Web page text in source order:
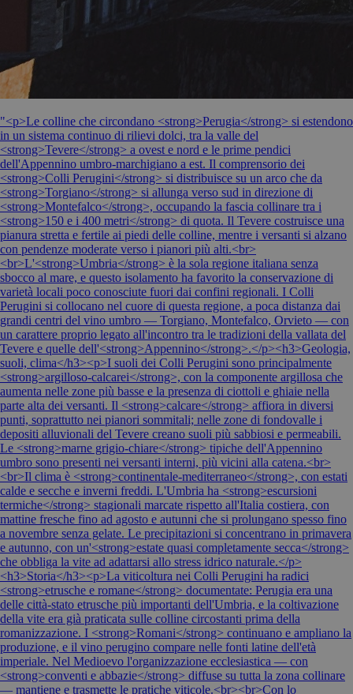
"<p>Le colline che circondano <strong>Perugia</strong> si estendono
in un sistema continuo di rilievi dolci, tra la valle del
<strong>Tevere</strong> a ovest e nord e le prime pendici
dell'Appennino umbro-marchigiano a est. Il comprensorio dei
<strong>Colli Perugini</strong> si distribuisce su un arco che da
<strong>Torgiano</strong> si allunga verso sud in direzione di
<strong>Montefalco</strong>, occupando la fascia collinare tra i
<strong>150 e i 400 metri</strong> di quota. Il Tevere costruisce una
pianura stretta e fertile ai piedi delle colline, mentre i versanti si alzano
con pendenze moderate verso i pianori più alti.<br>
<br>L'<strong>Umbria</strong> è la sola regione italiana senza
sbocco al mare, e questo isolamento ha favorito la conservazione di
varietà locali poco conosciute fuori dai confini regionali. I Colli
Perugini si collocano nel cuore di questa regione, a poca distanza dai
grandi centri del vino umbro — Torgiano, Montefalco, Orvieto — con
un carattere proprio legato all'incontro tra le tradizioni della vallata del
Tevere e quelle dell'<strong>Appennino</strong>.</p><h3>Geologia,
suoli, clima</h3><p>I suoli dei Colli Perugini sono principalmente
<strong>argilloso-calcarei</strong>, con la componente argillosa che
aumenta nelle zone più basse e la presenza di ciottoli e ghiaie nella
parte alta dei versanti. Il <strong>calcare</strong> affiora in diversi
punti, soprattutto nei pianori sommitali; nelle zone di fondovalle i
depositi alluvionali del Tevere creano suoli più sabbiosi e permeabili.
Le <strong>marne grigio-chiare</strong> tipiche dell'Appennino
umbro sono presenti nei versanti interni, più vicini alla catena.<br>
<br>Il clima è <strong>continentale-mediterraneo</strong>, con estati
calde e secche e inverni freddi. L'Umbria ha <strong>escursioni
termiche</strong> stagionali marcate rispetto all'Italia costiera, con
mattine fresche fino ad agosto e autunni che si prolungano spesso fino
a novembre senza gelate. Le precipitazioni si concentrano in primavera
e autunno, con un'<strong>estate quasi completamente secca</strong>
che obbliga la vite ad adattarsi allo stress idrico naturale.</p>
<h3>Storia</h3><p>La viticoltura nei Colli Perugini ha radici
<strong>etrusche e romane</strong> documentate: Perugia era una
delle città-stato etrusche più importanti dell'Umbria, e la coltivazione
della vite era già praticata sulle colline circostanti prima della
romanizzazione. I <strong>Romani</strong> continuano e ampliano la
produzione, e il vino perugino compare nelle fonti latine dell'età
imperiale. Nel Medioevo l'organizzazione ecclesiastica — con
<strong>conventi e abbazie</strong> diffuse su tutta la zona collinare
— mantiene e trasmette le pratiche viticole.<br><br>Con lo